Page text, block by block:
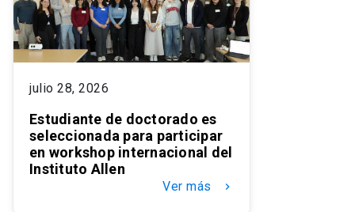
julio 28, 2026
Estudiante de doctorado es
seleccionada para participar
en workshop internacional del
Instituto Allen
Ver más keyboard_arrow_right